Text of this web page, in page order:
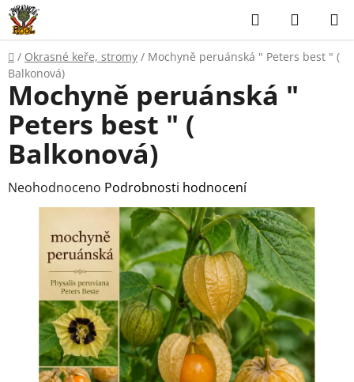
Přejít
na
obsah
Hledat
KOŠÍK
Domů
/ Okrasné keře, stromy / Mochyně peruánská " Peters best " (
Balkonová)
Mochyně peruánská "
Peters best " (
Balkonová)
Průměrné
hodnocení
hvězdiček.
Neohodnoceno Podrobnosti hodnocení